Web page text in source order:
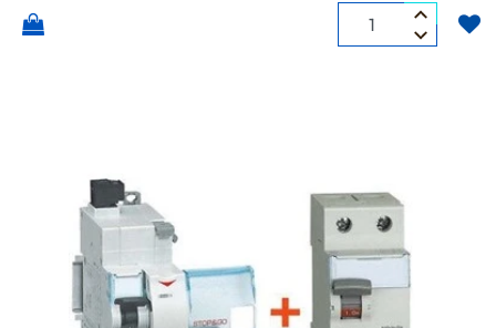
Quantità